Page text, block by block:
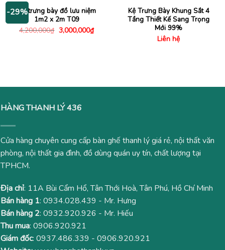
-29%Tủ trưng bày đồ lưu niệm
1m2 x 2m T09
4,200,000₫ Giá
gốc
3,000,000₫Giá
hiện
Kệ Trưng Bày Khung Sắt 4
Tầng Thiết Kế Sang Trọng
Mới 99%
Liên hệ
HÀNG THANH LÝ 436
Cửa hàng chuyên cung cấp bàn ghế thanh lý giá rẻ, nội thất văn
phòng, nội thất gia đình, đồ dùng quán uy tín, chất lượng tại
TPHCM.
Địa chỉ: 11A Bùi Cẩm Hổ, Tân Thới Hoà, Tân Phú, Hồ Chí Minh
Bán hàng 1: 0934.028.439 - Mr. Hưng
Bán hàng 2: 0932.920.926 - Mr. Hiếu
Thu mua: 0906.920.921
Giám đốc: 0937.486.339 - 0906.920.921